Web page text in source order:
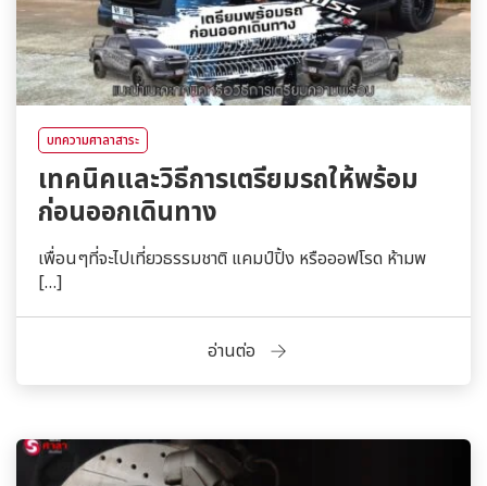
บทความศาลาสาระ
เทคนิคและวิธีการเตรียมรถให้พร้อม
ก่อนออกเดินทาง
เพื่อนๆที่จะไปเที่ยวธรรมชาติ แคมป์ปิ้ง หรือออฟโรด ห้ามพ
[…]
อ่านต่อ